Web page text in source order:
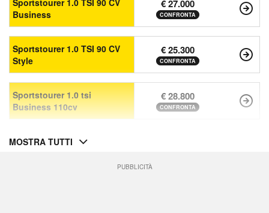
Sportstourer 1.0 TSI 90 CV
Business
€ 27.000
CONFRONTA
Sportstourer 1.0 TSI 90 CV
Style
€ 25.300
CONFRONTA
Sportstourer 1.0 tsi
Business 110cv
€ 28.800
CONFRONTA
MOSTRA TUTTI
PUBBLICITÀ